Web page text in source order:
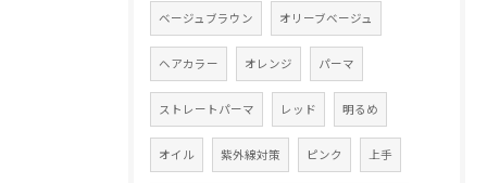
ベージュブラウン オリーブベージュ
ヘアカラー オレンジ パーマ
ストレートパーマ レッド 明るめ
オイル 紫外線対策 ピンク 上手